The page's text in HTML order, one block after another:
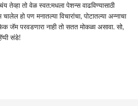
तेव्हा तो वेळ स्वत:मधला पेशन्स वाढविण्यासाठी
हो पण मनातल्या विचारांचा, पोटातल्या अन्नाचा
जॅम परवडणारा नाही तो सतत मोकळा असावा. सो,
संडे!